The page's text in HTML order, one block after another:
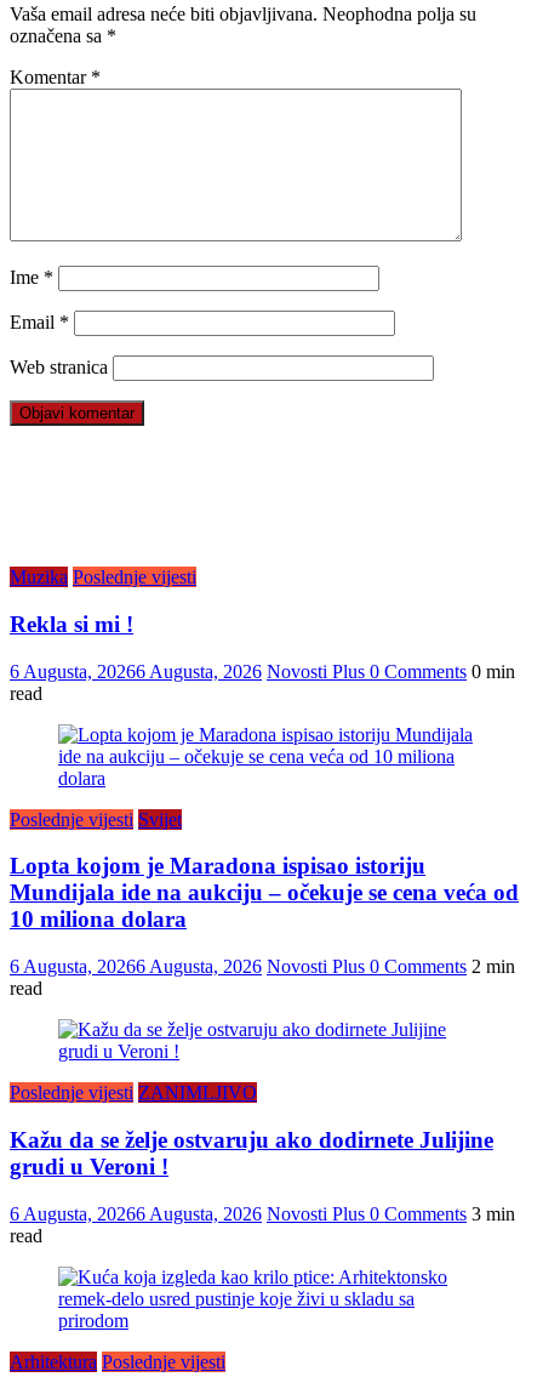
Vaša email adresa neće biti objavljivana. Neophodna polja su
označena sa *
Komentar *
Ime *
Email *
Web stranica
Muzika Poslednje vijesti
Rekla si mi !
6 Augusta, 20266 Augusta, 2026 Novosti Plus 0 Comments 0 min
read
Poslednje vijesti Svijet
Lopta kojom je Maradona ispisao istoriju
Mundijala ide na aukciju – očekuje se cena veća od
10 miliona dolara
6 Augusta, 20266 Augusta, 2026 Novosti Plus 0 Comments 2 min
read
Poslednje vijesti ZANIMLJIVO
Kažu da se želje ostvaruju ako dodirnete Julijine
grudi u Veroni !
6 Augusta, 20266 Augusta, 2026 Novosti Plus 0 Comments 3 min
read
Arhitektura Poslednje vijesti